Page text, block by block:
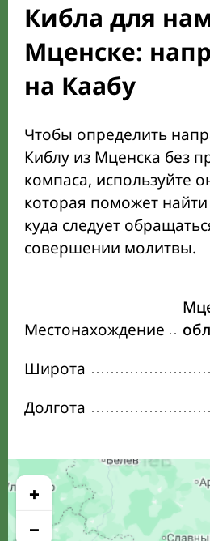
Кибла для
Мценске:
на Каабу
Чтобы определить
Киблу из Мценска без
компаса, используйте
которая поможет
куда следует
совершении молитвы.
Местонахождение
Широта
Долгота
+
−